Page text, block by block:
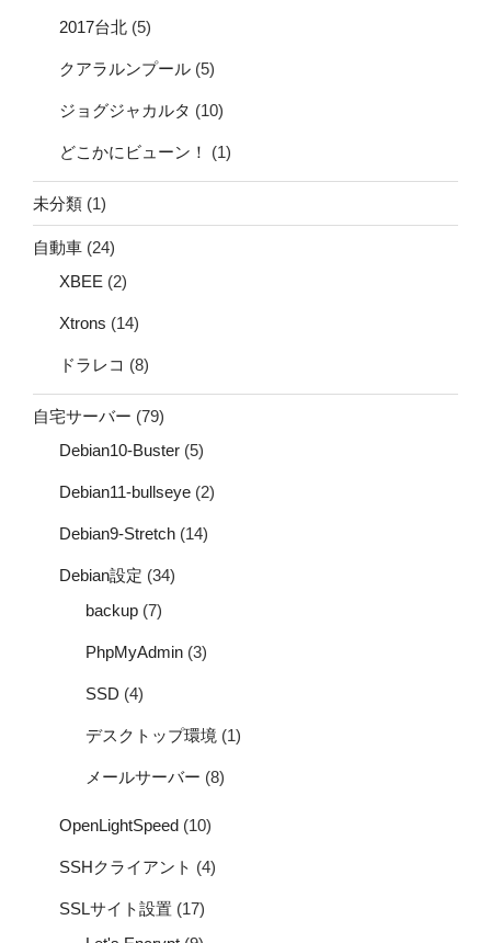
2017台北 (5)
クアラルンプール (5)
ジョグジャカルタ (10)
どこかにビューン！ (1)
未分類 (1)
自動車 (24)
XBEE (2)
Xtrons (14)
ドラレコ (8)
自宅サーバー (79)
Debian10-Buster (5)
Debian11-bullseye (2)
Debian9-Stretch (14)
Debian設定 (34)
backup (7)
PhpMyAdmin (3)
SSD (4)
デスクトップ環境 (1)
メールサーバー (8)
OpenLightSpeed (10)
SSHクライアント (4)
SSLサイト設置 (17)